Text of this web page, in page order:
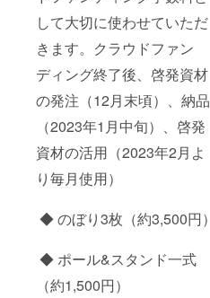
して大切に使わせていただ
きます。クラウドファン
ディング終了後、啓発資材
の発注（12月末頃）、納品
（2023年1月中旬）、啓発
資材の活用（2023年2月よ
り毎月使用）
◆ のぼり3枚（約3,500円）
◆ ポール&スタンド一式
（約1,500円）